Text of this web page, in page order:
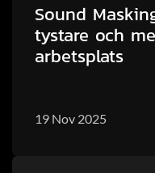
Sound
tystare och
arbetsplats
19 Nov 2025